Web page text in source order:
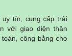
tín, cung cấp trải
với giao diện thân
công bằng cho